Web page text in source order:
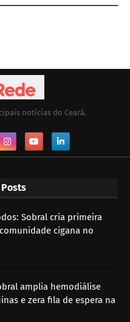
notícias do Ceará.
Sobral cria primeira
cigana no
amplia hemodiálise
e zera fila de espera na